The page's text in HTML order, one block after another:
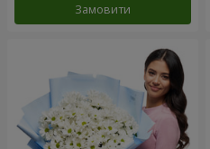
Замовити